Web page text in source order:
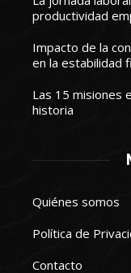
productividad
Impacto de la
en la estabilidad
Las 15 misiones
historia
Quiénes somos
Política de
Contacto